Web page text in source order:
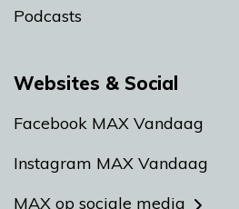
Podcasts
Websites & Social
Facebook MAX Vandaag
Instagram MAX Vandaag
MAX op sociale media